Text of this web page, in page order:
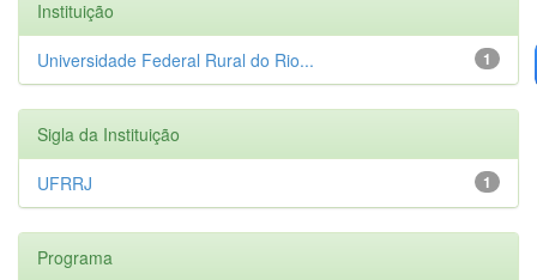
Instituição
1
Universidade Federal Rural do Rio...
Sigla da Instituição
1
UFRRJ
Programa